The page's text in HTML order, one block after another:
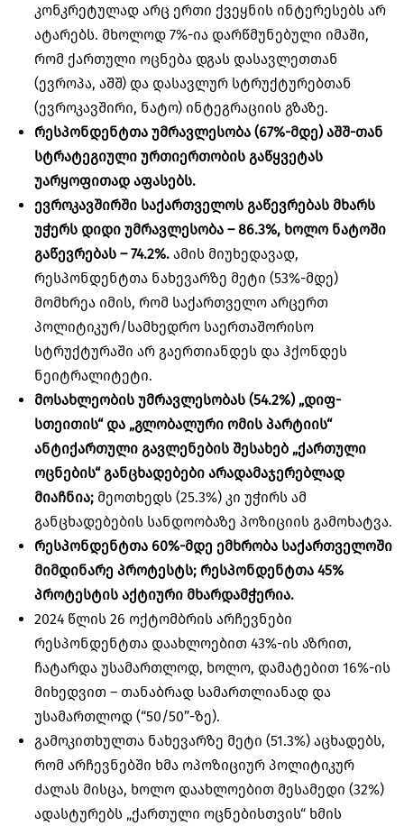
კონკრეტულად არც ერთი ქვეყნის ინტერესებს არ
ატარებს. მხოლოდ 7%-ია დარწმუნებული იმაში,
რომ ქართული ოცნება დგას დასავლეთთან
(ევროპა, აშშ) და დასავლურ სტრუქტურებთან
(ევროკავშირი, ნატო) ინტეგრაციის გზაზე.
რესპონდენტთა უმრავლესობა (67%-მდე) აშშ-თან
სტრატეგიული ურთიერთობის გაწყვეტას
უარყოფითად აფასებს.
ევროკავშირში საქართველოს გაწევრებას მხარს
უჭერს დიდი უმრავლესობა – 86.3%, ხოლო ნატოში
გაწევრებას – 74.2%. ამის მიუხედავად,
რესპონდენტთა ნახევარზე მეტი (53%-მდე)
მომხრეა იმის, რომ საქართველო არცერთ
პოლიტიკურ/სამხედრო საერთაშორისო
სტრუქტურაში არ გაერთიანდეს და ჰქონდეს
ნეიტრალიტეტი.
მოსახლეობის უმრავლესობას (54.2%) „დიფ-
სთეითის“ და „გლობალური ომის პარტიის“
ანტიქართული გავლენების შესახებ „ქართული
ოცნების“ განცხადებები არადამაჯერებლად
მიაჩნია; მეოთხედს (25.3%) კი უჭირს ამ
განცხადებების სანდოობაზე პოზიციის გამოხატვა.
რესპონდენტთა 60%-მდე ემხრობა საქართველოში
მიმდინარე პროტესტს; რესპონდენტთა 45%
პროტესტის აქტიური მხარდამჭერია.
2024 წლის 26 ოქტომბრის არჩევნები
რესპონდენტთა დაახლოებით 43%-ის აზრით,
ჩატარდა უსამართლოდ, ხოლო, დამატებით 16%-ის
მიხედვით – თანაბრად სამართლიანად და
უსამართლოდ (“50/50”-ზე).
გამოკითხულთა ნახევარზე მეტი (51.3%) აცხადებს,
რომ არჩევნებში ხმა ოპოზიციურ პოლიტიკურ
ძალას მისცა, ხოლო დაახლოებით მესამედი (32%)
ადასტურებს „ქართული ოცნებისთვის“ ხმის